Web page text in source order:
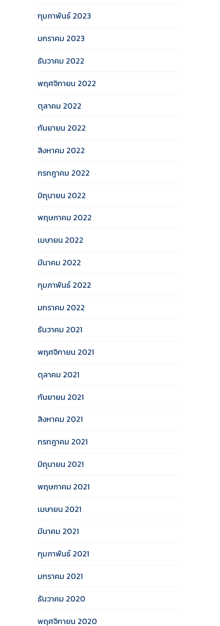
กุมภาพันธ์ 2023
มกราคม 2023
ธันวาคม 2022
พฤศจิกายน 2022
ตุลาคม 2022
กันยายน 2022
สิงหาคม 2022
กรกฎาคม 2022
มิถุนายน 2022
พฤษภาคม 2022
เมษายน 2022
มีนาคม 2022
กุมภาพันธ์ 2022
มกราคม 2022
ธันวาคม 2021
พฤศจิกายน 2021
ตุลาคม 2021
กันยายน 2021
สิงหาคม 2021
กรกฎาคม 2021
มิถุนายน 2021
พฤษภาคม 2021
เมษายน 2021
มีนาคม 2021
กุมภาพันธ์ 2021
มกราคม 2021
ธันวาคม 2020
พฤศจิกายน 2020